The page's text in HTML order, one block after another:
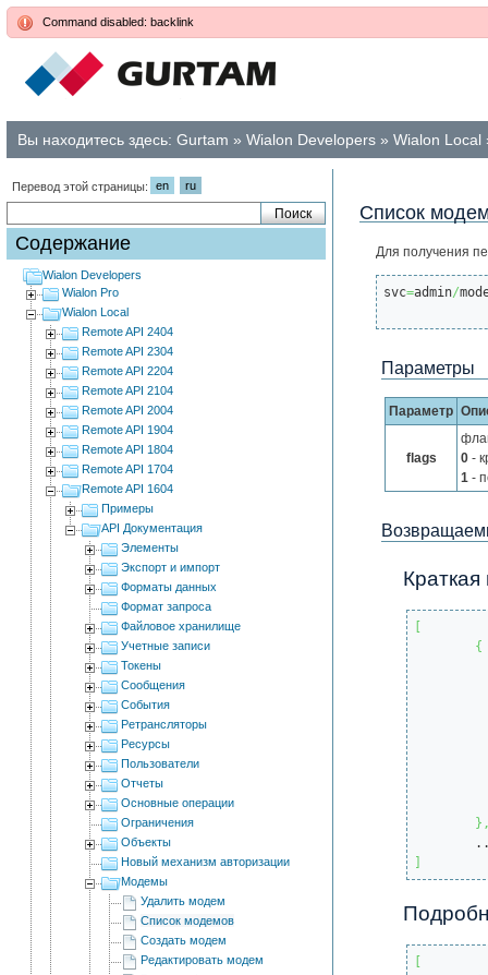
Command disabled: backlink
Вы находитесь здесь: Gurtam » Wialon Developers » Wialon Local
Перевод этой страницы: en ru
Содержание
Wialon Developers
Wialon Pro
Wialon Local
Remote API 2404
Remote API 2304
Remote API 2204
Remote API 2104
Remote API 2004
Remote API 1904
Remote API 1804
Remote API 1704
Remote API 1604
Примеры
API Документация
Элементы
Экспорт и импорт
Форматы данных
Формат запроса
Файловое хранилище
Учетные записи
Токены
Сообщения
События
Ретрансляторы
Ресурсы
Пользователи
Отчеты
Основные операции
Ограничения
Объекты
Новый механизм авторизации
Модемы
Удалить модем
Список модемов
Создать модем
Редактировать модем
Список
Для получения
svc=admin/
Параметры
Параметр
flags
0 -
1 -
{
}
[